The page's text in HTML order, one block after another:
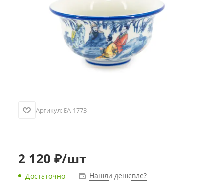
Артикул: EA-1773
2 120 ₽/шт
Достаточно Нашли дешевле?